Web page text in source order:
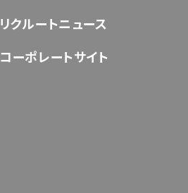
リクルートニュース
コーポレートサイト